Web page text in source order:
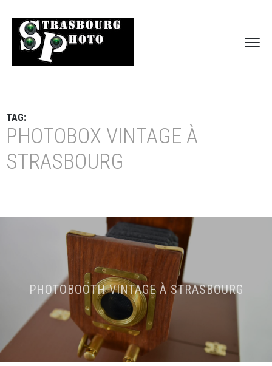
TAG:
PHOTOBOX VINTAGE À
STRASBOURG
PHOTOBOOTH VINTAGE À STRASBOURG